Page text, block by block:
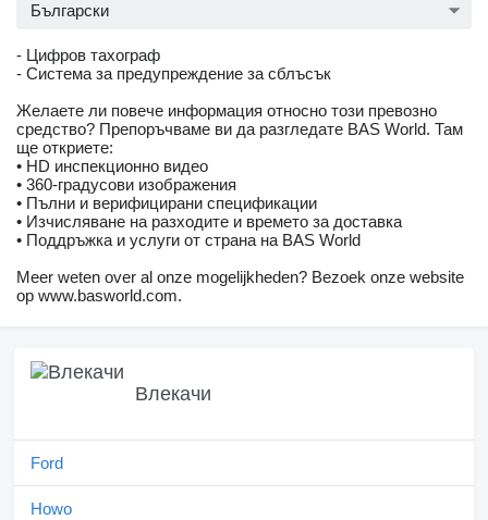
Български
- Цифров тахограф
- Система за предупреждение за сблъсък
Желаете ли повече информация относно този превозно
средство? Препоръчваме ви да разгледате BAS World. Там
ще откриете:
• HD инспекционно видео
• 360-градусови изображения
• Пълни и верифицирани спецификации
• Изчисляване на разходите и времето за доставка
• Поддръжка и услуги от страна на BAS World
Meer weten over al onze mogelijkheden? Bezoek onze website
op www.basworld.com.
Влекачи
Ford
Howo